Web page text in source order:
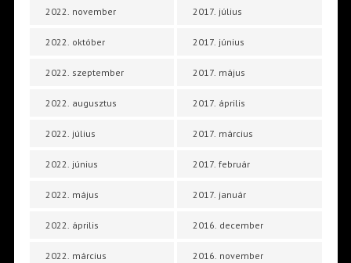
2022. november
2022. október
2022. szeptember
2022. augusztus
2022. július
2022. június
2022. május
2022. április
2022. március
2017. július
2017. június
2017. május
2017. április
2017. március
2017. február
2017. január
2016. december
2016. november